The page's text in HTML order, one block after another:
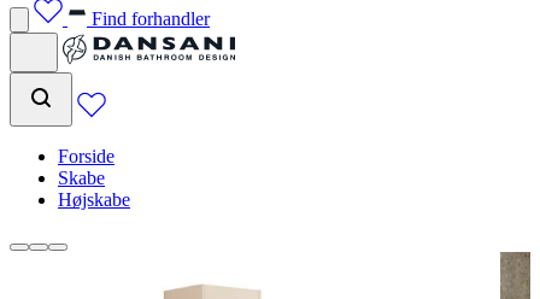
Find forhandler
Forside
Skabe
Højskabe